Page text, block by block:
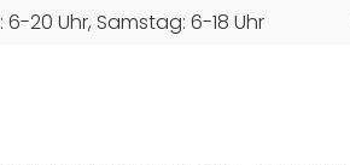
20 Uhr, Samstag: 6-18 Uhr